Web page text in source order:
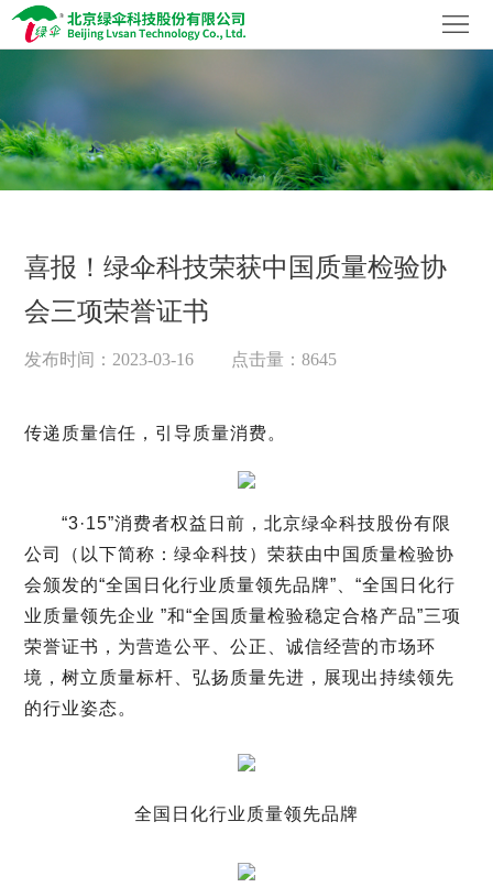
首
于
我
社
会
品
喜报！绿伞科技荣获中国质量检验协
会三项荣誉证书
发布时间：2023-03-16 点击量：8645
传递质量信任，引导质量消费。
“3·15”消费者权益日前，北京绿伞科技股份有限
公司（以下简称：绿伞科技）荣获由中国质量检验协
会颁发的“全国日化行业质量领先品牌”、“全国日化行
业质量领先企业 ”和“全国质量检验稳定合格产品”三项
荣誉证书，为营造公平、公正、诚信经营的市场环
境，树立质量标杆、弘扬质量先进，展现出持续领先
的行业姿态。
全国日化行业质量领先品牌